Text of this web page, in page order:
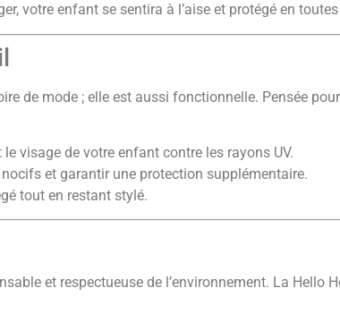
votre enfant se sentira à l’aise et protégé en
de mode ; elle est aussi fonctionnelle. Pensée
visage de votre enfant contre les rayons UV.
et garantir une protection supplémentaire.
tout en restant stylé.
et respectueuse de l’environnement. La Hello